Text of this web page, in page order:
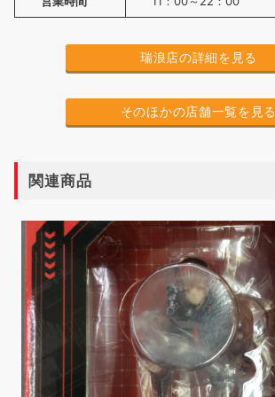
瑞浪店の詳細を見る
そのほかの店舗一覧を見る
関連商品